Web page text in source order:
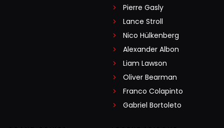
Pierre Gasly
Lance Stroll
Nico Hülkenberg
Alexander Albon
Liam Lawson
Oliver Bearman
Franco Colapinto
Gabriel Bortoleto